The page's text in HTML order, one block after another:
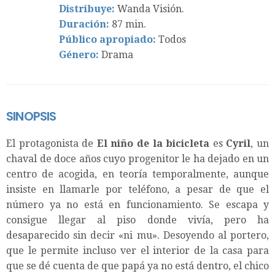
Distribuye: Wanda Visión.
Duración: 87 min.
Público apropiado: Todos
Género: Drama
SINOPSIS
El protagonista de El niño de la bicicleta es Cyril, un
chaval de doce años cuyo progenitor le ha dejado en un
centro de acogida, en teoría temporalmente, aunque
insiste en llamarle por teléfono, a pesar de que el
número ya no está en funcionamiento. Se escapa y
consigue llegar al piso donde vivía, pero ha
desaparecido sin decir «ni mu». Desoyendo al portero,
que le permite incluso ver el interior de la casa para
que se dé cuenta de que papá ya no está dentro, el chico